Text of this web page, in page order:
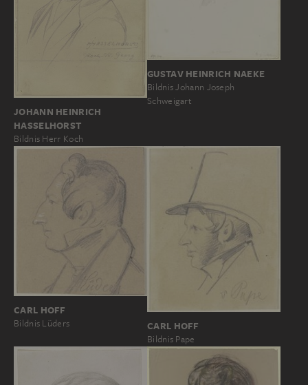
JOHANN HEINRICH
HASSELHORST
Bildnis Herr Koch
GUSTAV HEINRICH NAEKE
Bildnis Johann Joseph
Schweigart
CARL HOFF
Bildnis Lüders CARL HOFF
Bildnis Pape